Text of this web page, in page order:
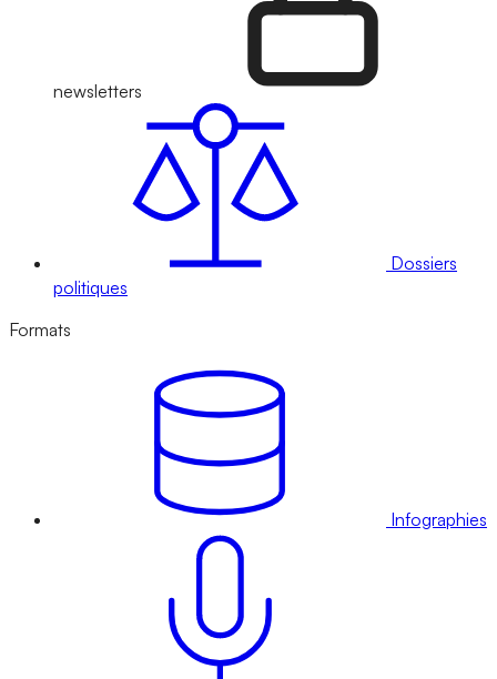
newsletters
Dossiers
politiques
Formats
Infographies